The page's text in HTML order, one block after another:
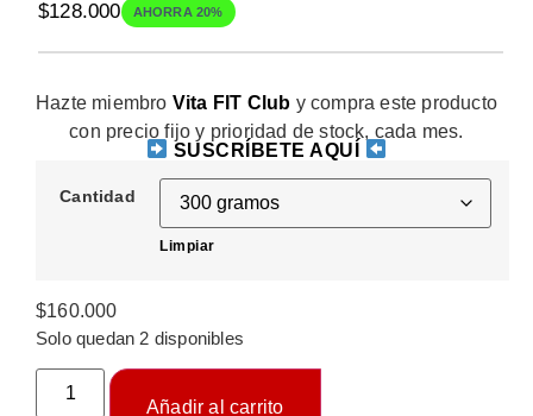
$128.000 AHORRA 20%
Hazte miembro Vita FIT Club y compra este producto
con precio fijo y prioridad de stock, cada mes.
SUSCRÍBETE AQUÍ
Cantidad
Limpiar
$160.000
Solo quedan 2 disponibles
Añadir al carrito